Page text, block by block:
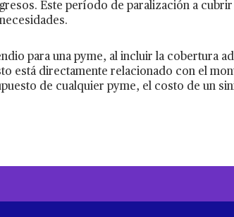
Este período de paralización a
para una pyme, al incluir la cobertura
está directamente relacionado con el
de cualquier pyme, el costo de un